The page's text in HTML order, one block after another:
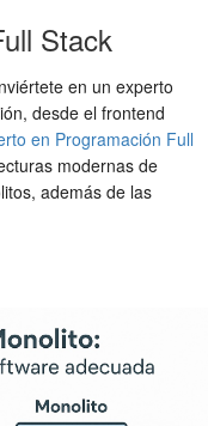
Stack
en un experto
desde el frontend
en Programación Full
modernas de
además de las